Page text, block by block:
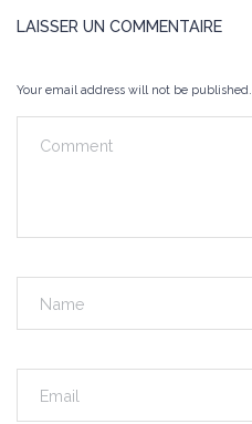
LAISSER UN COMMENTAIRE
Your email address will not be published.